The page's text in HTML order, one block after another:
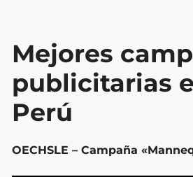
Mejores
publicitarias
Perú
OECHSLE – Campaña